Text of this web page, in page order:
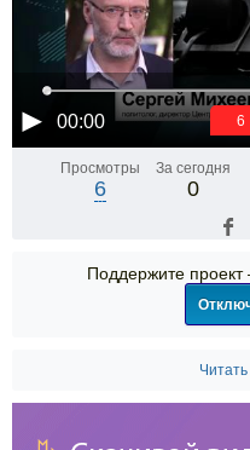
00:00 6
Просмотры
6
За сегодня
0
Поддержите